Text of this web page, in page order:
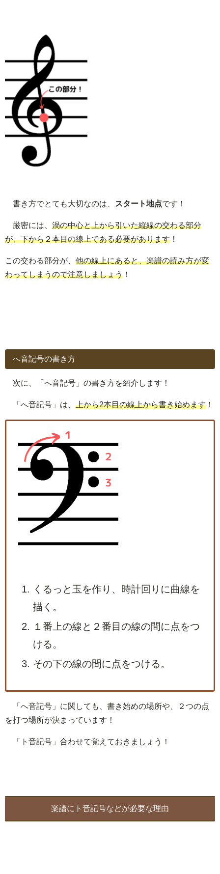
書き方でとても大切なのは、 スタート地点です！
厳密には、 渦の中心と上から引いた縦線の交わる部分
が、下から２本目の線上である必要があります ！
この交わる部分が、 他の線上にあると、楽譜の読み方が変
わってしまうので注意しましょう ！
へ音記号の書き方
次に、「へ音記号」の書き方を紹介します！
「へ音記号」は、 上から2本目の線上から書き始めます ！
くるっと玉を作り、時計回りに曲線を
描く。
１番上の線と２番目の線の間に点をつ
ける。
その下の線の間に点をつける。
「へ音記号」に関しても、書き始めの場所や、２つの点
を打つ場所が決まっています！
「ト音記号」合わせて覚えておきましょう！
楽譜にト音記号などが必要な理由